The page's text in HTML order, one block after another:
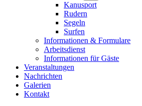
Kanusport
Rudern
Segeln
Surfen
Informationen & Formulare
Arbeitsdienst
Informationen für Gäste
Veranstaltungen
Nachrichten
Galerien
Kontakt